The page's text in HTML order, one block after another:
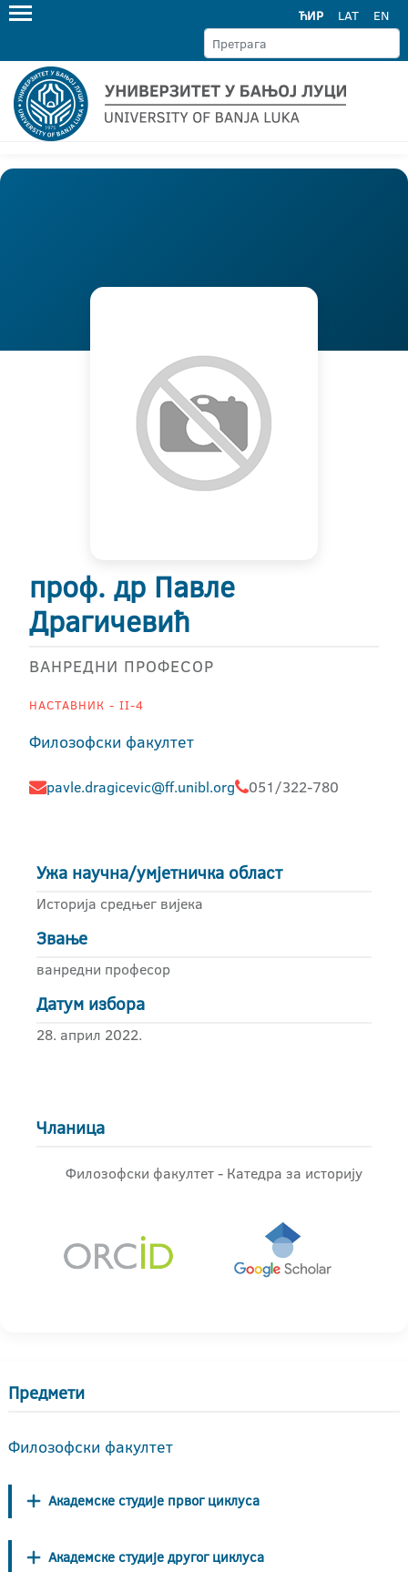
ЋИР LAT EN
проф. др Павле
Драгичевић
ВАНРЕДНИ ПРОФЕСОР
НАСТАВНИК - II-4
Филозофски факултет
pavle.dragicevic@ff.unibl.org 051/322-780
Ужа научна/умјетничка област
Историја средњег вијека
Звање
ванредни професор
Датум избора
28. април 2022.
Чланица
Филозофски факултет - Катедра за историју
Предмети
Филозофски факултет
Академске студије првог циклуса
Академске студије другог циклуса